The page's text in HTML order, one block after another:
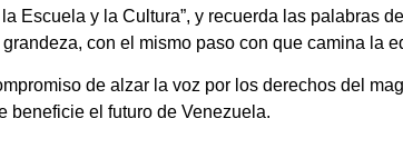
Escuela y la Cultura”, y recuerda las palabras
con el mismo paso con que camina la
de alzar la voz por los derechos del
beneficie el futuro de Venezuela.